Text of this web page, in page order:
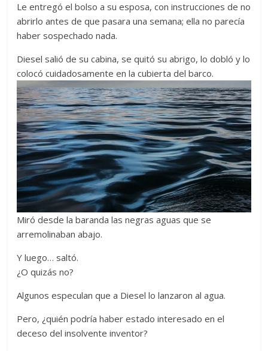
Le entregó el bolso a su esposa, con instrucciones de no
abrirlo antes de que pasara una semana; ella no parecía
haber sospechado nada.
Diesel salió de su cabina, se quitó su abrigo, lo dobló y lo
colocó cuidadosamente en la cubierta del barco.
Miró desde la baranda las negras aguas que se
arremolinaban abajo.
Y luego… saltó.
¿O quizás no?
Algunos especulan que a Diesel lo lanzaron al agua.
Pero, ¿quién podría haber estado interesado en el
deceso del insolvente inventor?